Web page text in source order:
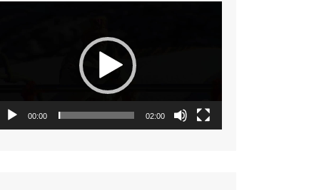
धर्म
नज़रिया
पर्यावरण
सामयिकी
00:00 02:00